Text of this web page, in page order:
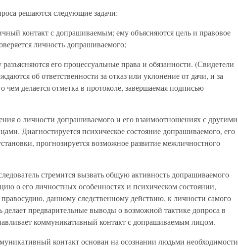
решаются следующие задачи:
контакт с допрашиваемым; ему объясняются цель и правовое
личность допрашиваемого;
его процессуальные права и обязанности. (Свидетели
об ответственности за отказ или уклонение от дачи, и за
чем делается отметка в протоколе, завершаемая подписью
о личности допрашиваемого и его взаимоотношениях с другими
Диагностируется психическое состояние допрашиваемого, его
прогнозируется возможное развитие межличностного
стремится вызвать общую активность допрашиваемого
о его личностных особенностях и психическом состоянии,
данному следственному действию, к личности самого
делает предварительные выводы о возможной тактике допроса в
коммуникативный контакт с допрашиваемым лицом.
контакт основан на осознании людьми необходимости